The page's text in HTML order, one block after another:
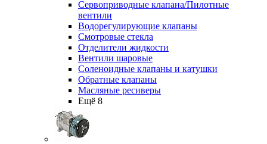
Сервоприводные клапана/Пилотные
вентили
Водорегулирующие клапаны
Смотровые стекла
Отделители жидкости
Вентили шаровые
Соленоидные клапаны и катушки
Обратные клапаны
Масляные ресиверы
Ещё 8